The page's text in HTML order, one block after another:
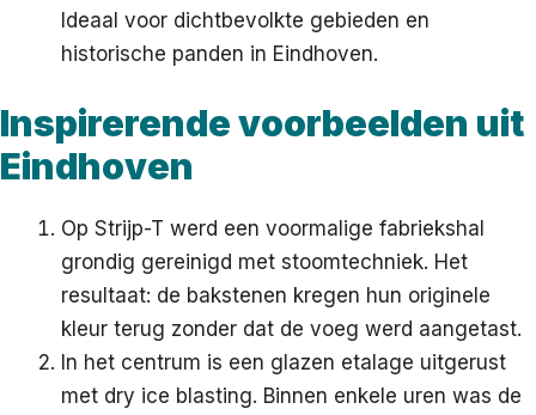
Ideaal voor dichtbevolkte gebieden en
historische panden in Eindhoven.
Inspirerende voorbeelden uit
Eindhoven
Op Strijp-T werd een voormalige fabriekshal
grondig gereinigd met stoomtechniek. Het
resultaat: de bakstenen kregen hun originele
kleur terug zonder dat de voeg werd aangetast.
In het centrum is een glazen etalage uitgerust
met dry ice blasting. Binnen enkele uren was de